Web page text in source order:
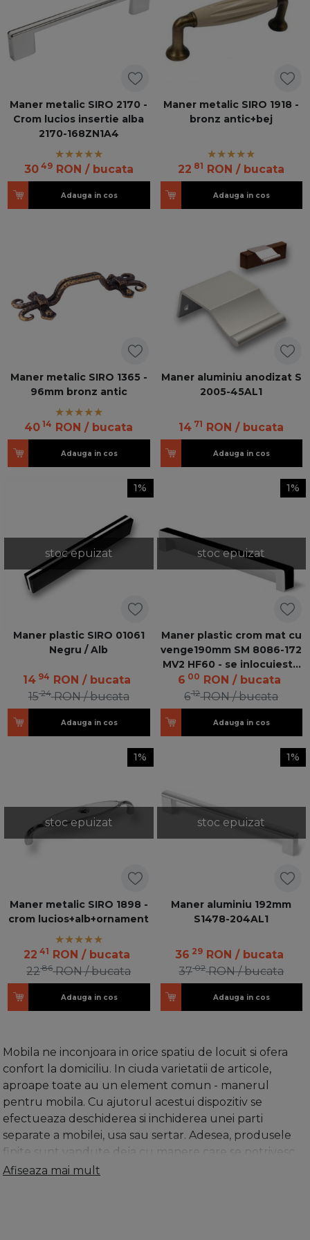
Maner metalic SIRO 2170 -
Crom lucios insertie alba
2170-168ZN1A4
3049 RON / bucata
Adauga in cos
Maner metalic SIRO 1918 -
bronz antic+bej
22 81 RON / bucata
Adauga in cos
Maner metalic SIRO 1365 -
96mm bronz antic
40 14 RON / bucata
Adauga in cos
Maner aluminiu anodizat S
2005-45AL1
14 71 RON / bucata
Adauga in cos
stoc epuizat
1%
Maner plastic SIRO 01061
Negru / Alb
14 94 RON / bucata
1524 RON / bucata
Adauga in cos
stoc epuizat
1%
Maner plastic crom mat cu
venge190mm SM 8086-172
MV2 HF60 - se inlocuieste
cu 40537
6 00 RON / bucata
612 RON / bucata
Adauga in cos
stoc epuizat
1%
Maner metalic SIRO 1898 -
crom lucios+alb+ornament
22 41 RON / bucata
2286 RON / bucata
Adauga in cos
stoc epuizat
1%
Maner aluminiu 192mm
S1478-204AL1
36 29 RON / bucata
3702 RON / bucata
Adauga in cos
Mobila ne inconjoara in orice spatiu de locuit si ofera
confort la domiciliu. In ciuda varietatii de articole,
aproape toate au un element comun - manerul
pentru mobila. Cu ajutorul acestui dispozitiv se
efectueaza deschiderea si inchiderea unei parti
separate a mobilei, usa sau sertar. Adesea, produsele
finite sunt vandute deja cu manere care se potrivesc
cel mai bine aspectului lor. Cu toate acestea, atunci
Afiseaza mai mult